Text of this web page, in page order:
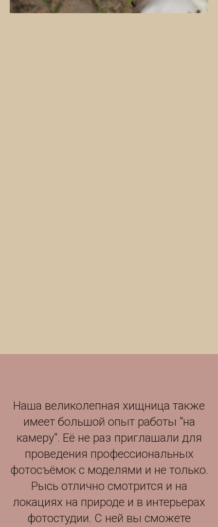
Наша великолепная хищница также
имеет большой опыт работы "на
камеру". Её не раз приглашали для
проведения профессиональных
фотосъёмок с моделями и не только.
Рысь отлично смотрится и на
локациях на природе и в интерьерах
фотостудии. С ней вы сможете